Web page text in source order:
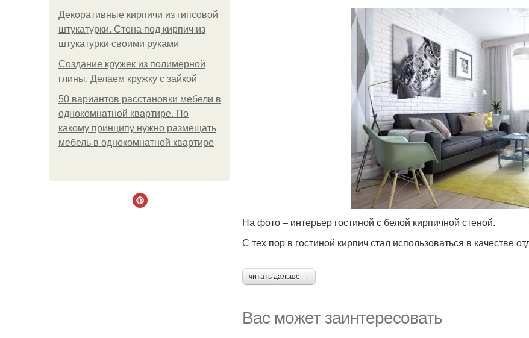
Декоративные кирпичи из гипсовой
штукатурки. Стена под кирпич из
штукатурки своими руками
Создание кружек из полимерной
глины. Делаем кружку с зайкой
50 вариантов расстановки мебели в
однокомнатной квартире. По
какому принципу нужно размещать
мебель в однокомнатной квартире
На фото – интерьер гостиной с белой кирпичной стеной.
С тех пор в гостиной кирпич стал использоваться в качестве
читать дальше →
Вас может заинтересовать